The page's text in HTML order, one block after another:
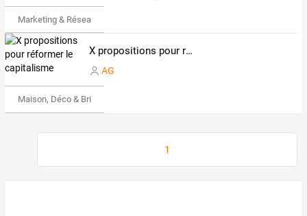
Marketing & Réseaux Sociaux
X propositions pour réformer le capitalisme
AG
Maison, Déco & Bricolage
1